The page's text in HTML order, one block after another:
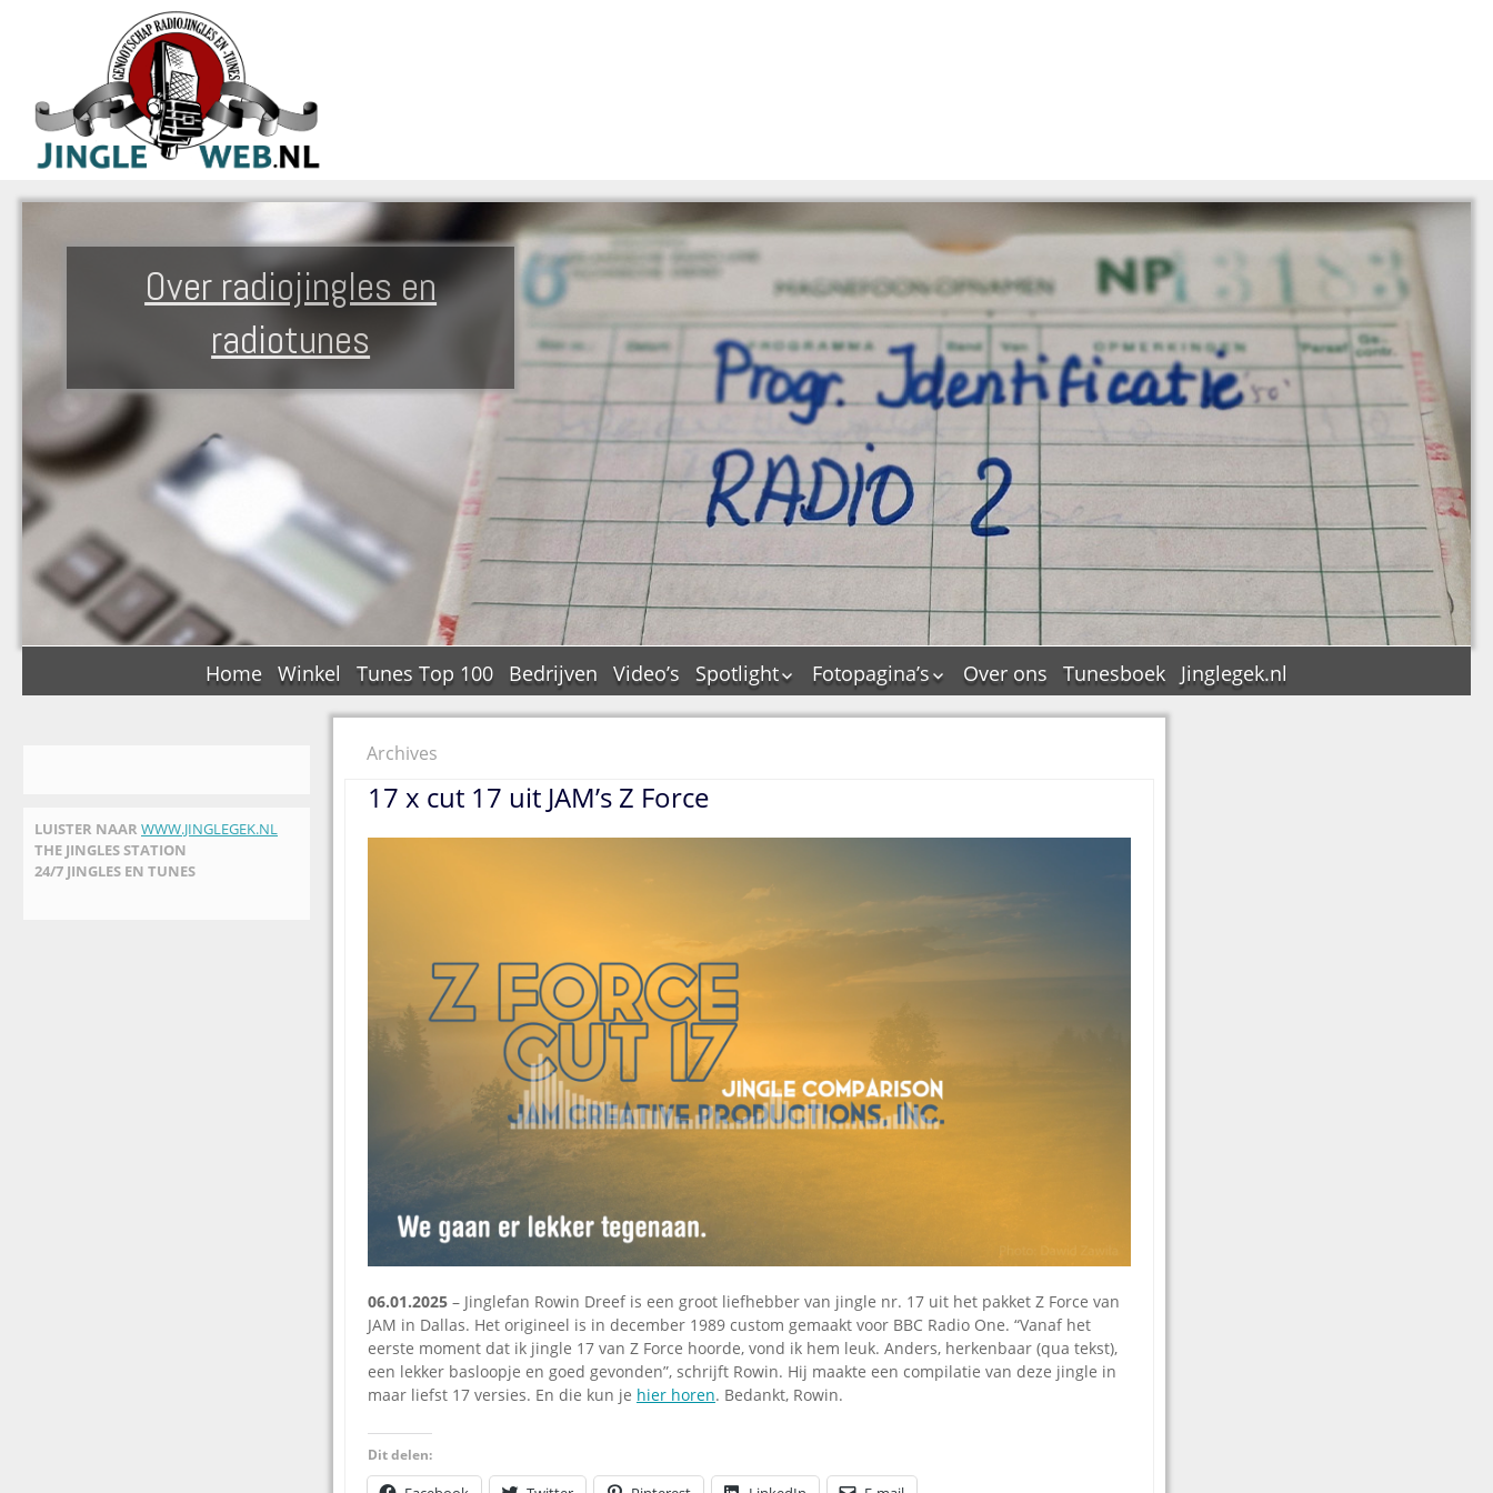
Over radiojingles en
radiotunes
Home Winkel Tunes Top 100 Bedrijven Video’s
Spotlight
De Tourflitsjingle –
Dallas jingle city
Ferry Maat 65
Ferry Maat interview
Jingle NIEUW
Omroepbanden
Stoomfluit Klaas
Vaak
Uitvinding
jinglecassette
Fotopagina’s
JAM in pictures
foto’s
Over ons Tunesboek Jinglegek.nl
LUISTER NAAR WWW.JINGLEGEK.NL
THE JINGLES STATION
24/7 JINGLES EN TUNES
Archives
17 x cut 17 uit JAM’s Z Force
06.01.2025 – Jinglefan Rowin Dreef is een groot liefhebber van jingle nr. 17 uit het pakket Z Force van
JAM in Dallas. Het origineel is in december 1989 custom gemaakt voor BBC Radio One. “Vanaf het
eerste moment dat ik jingle 17 van Z Force hoorde, vond ik hem leuk. Anders, herkenbaar (qua tekst),
een lekker basloopje en goed gevonden”, schrijft Rowin. Hij maakte een compilatie van deze jingle in
maar liefst 17 versies. En die kun je hier horen. Bedankt, Rowin.
Dit delen: